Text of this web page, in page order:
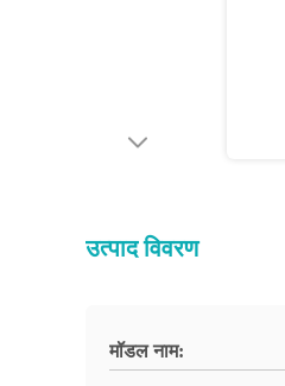
उत्पाद विवरण
मॉडल नाम: